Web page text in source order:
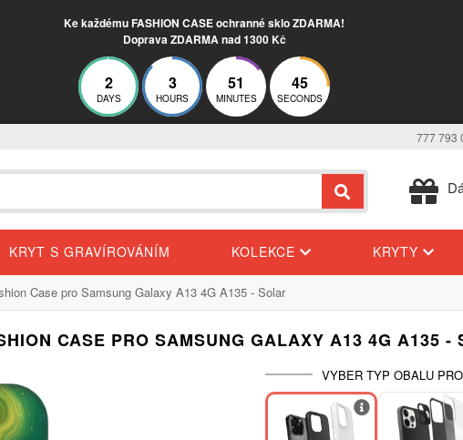
Ke každému FASHION CASE ochranné sklo ZDARMA!
Doprava ZDARMA nad 1300 Kč
2
DAYS
3
HOURS
51
MINUTES
45
SECONDS
777 793
KRYT S GRAVÍROVÁNÍM KOLEKCE KRYTY
Case pro Samsung Galaxy A13 4G A135 - Solar
CASE PRO SAMSUNG GALAXY A13 4G A135 -
VYBER TYP OBALU
-30%